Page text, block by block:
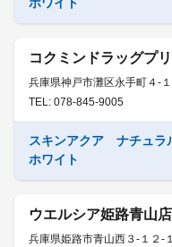
コクミンドラッグプ
兵庫県神戸市灘区永手町４-
TEL: 078-845-9005
スキンアクア ナチュラ
ホワイト
ウエルシア姫路青山店
兵庫県姫路市青山西３-１２-１